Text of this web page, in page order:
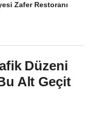
Zafer Restoranı
Düzeni
Alt Geçit